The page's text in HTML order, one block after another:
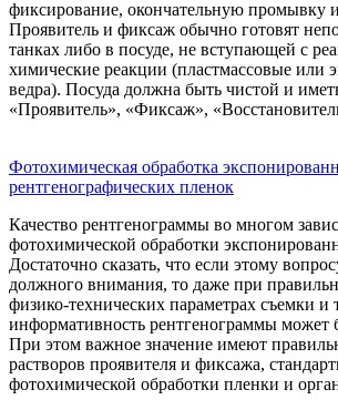
фиксирование, окончательную промывку
Проявитель и фиксаж обычно готовят
танках либо в посуде, не вступающей с
химические реакции (пластмассовые или
ведра). Посуда должна быть чистой и
«Проявитель», «Фиксаж»,
Фотохимическая обработка
рентгенографических пленок
Качество рентгенограммы во многом
фотохимической обработки
Достаточно сказать, что если этому
должного внимания, то даже при
физико-технических параметрах съемки и
информативность рентгенограммы может
При этом важное значение имеют
растворов проявителя и фиксажа,
фотохимической обработки пленки и